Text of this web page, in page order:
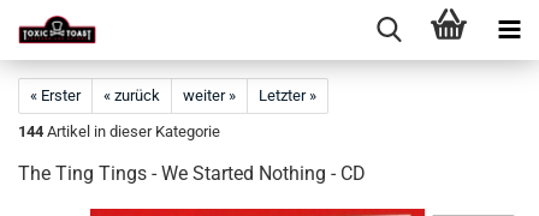
« Erster « zurück weiter »
Letzter »
144 Artikel in dieser Kategorie
The Ting Tings - We Started Nothing - CD